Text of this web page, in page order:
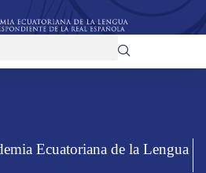
Ecuatoriana de la Lengua